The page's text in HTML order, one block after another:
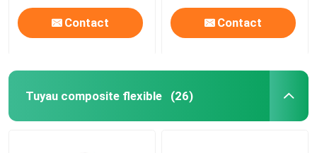
Contact Contact
Tuyau composite flexible (26)